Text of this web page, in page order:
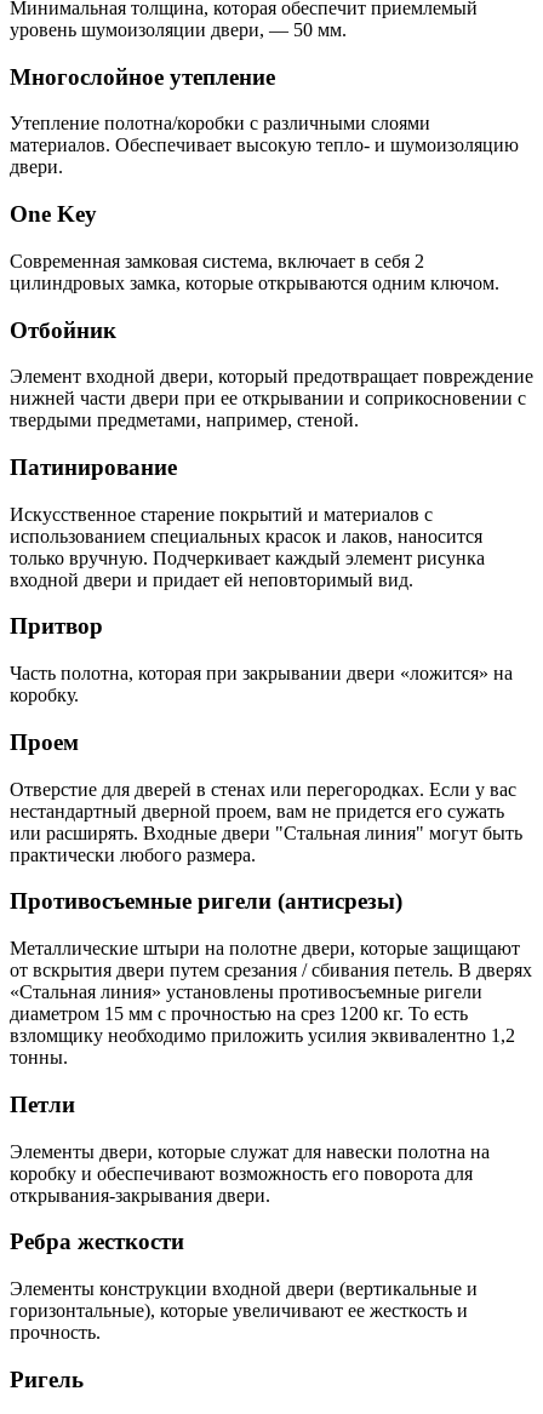
Минимальная толщина, которая обеспечит приемлемый
уровень шумоизоляции двери, — 50 мм.
Многослойное утепление
Утепление полотна/коробки с различными слоями
материалов. Обеспечивает высокую тепло- и шумоизоляцию
двери.
One Key
Современная замковая система, включает в себя 2
цилиндровых замка, которые открываются одним ключом.
Отбойник
Элемент входной двери, который предотвращает повреждение
нижней части двери при ее открывании и соприкосновении с
твердыми предметами, например, стеной.
Патинирование
Искусственное старение покрытий и материалов с
использованием специальных красок и лаков, наносится
только вручную. Подчеркивает каждый элемент рисунка
входной двери и придает ей неповторимый вид.
Притвор
Часть полотна, которая при закрывании двери «ложится» на
коробку.
Проем
Отверстие для дверей в стенах или перегородках. Если у вас
нестандартный дверной проем, вам не придется его сужать
или расширять. Входные двери "Стальная линия" могут быть
практически любого размера.
Противосъемные ригели (антисрезы)
Металлические штыри на полотне двери, которые защищают
от вскрытия двери путем срезания / сбивания петель. В дверях
«Стальная линия» установлены противосъемные ригели
диаметром 15 мм с прочностью на срез 1200 кг. То есть
взломщику необходимо приложить усилия эквивалентно 1,2
тонны.
Петли
Элементы двери, которые служат для навески полотна на
коробку и обеспечивают возможность его поворота для
открывания-закрывания двери.
Ребра жесткости
Элементы конструкции входной двери (вертикальные и
горизонтальные), которые увеличивают ее жесткость и
прочность.
Ригель